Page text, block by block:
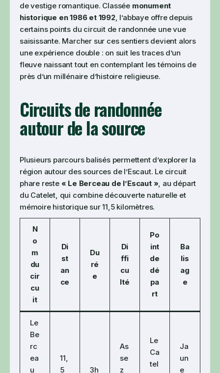
de vestige romantique. Classée monument
historique en 1986 et 1992, l’abbaye offre depuis
certains points du circuit de randonnée une vue
saisissante. Marcher sur ces sentiers devient alors
une expérience double : on suit les traces d’un
fleuve naissant tout en contemplant les témoins de
près d’un millénaire d’histoire religieuse.
Circuits de randonnée
autour de la source
Plusieurs parcours balisés permettent d’explorer la
région autour des sources de l’Escaut. Le circuit
phare reste « Le Berceau de l’Escaut » , au départ
du Catelet, qui combine découverte naturelle et
mémoire historique sur 11,5 kilomètres.
N
o
m
du
cir
cu
it
Di
st
an
ce
Du
ré
e
Di
ffi
cu
lté
Po
int
de
dé
pa
rt
Ba
lis
ag
e
Le
Be
rc
ea
u
11,
5
3h
As
se
z
Le
Ca
tel
Ja
un
e